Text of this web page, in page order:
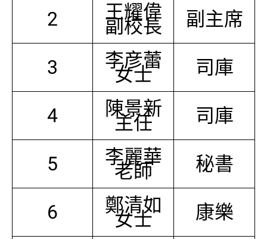
2 王耀偉
副校長 副主席
3 李彦蕾
女士 司庫
4 陳景新
主任 司庫
5 李麗華
老師 秘書
6 鄭清如
女士 康樂